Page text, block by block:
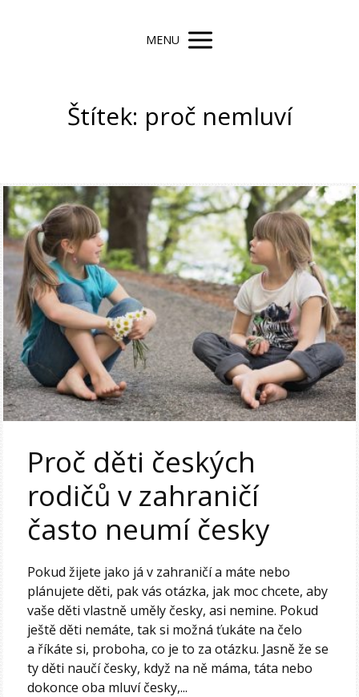
MENU
Štítek: proč nemluví
Proč děti českých
rodičů v zahraničí
často neumí česky
Pokud žijete jako já v zahraničí a máte nebo
plánujete děti, pak vás otázka, jak moc chcete, aby
vaše děti vlastně uměly česky, asi nemine. Pokud
ještě děti nemáte, tak si možná ťukáte na čelo
a říkáte si, proboha, co je to za otázku. Jasně že se
ty děti naučí česky, když na ně máma, táta nebo
dokonce oba mluví česky,...